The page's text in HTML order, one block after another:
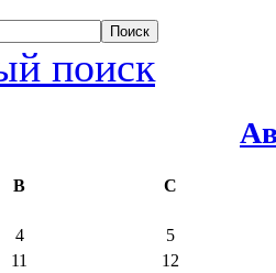
поиск
В С
4
5
11
12